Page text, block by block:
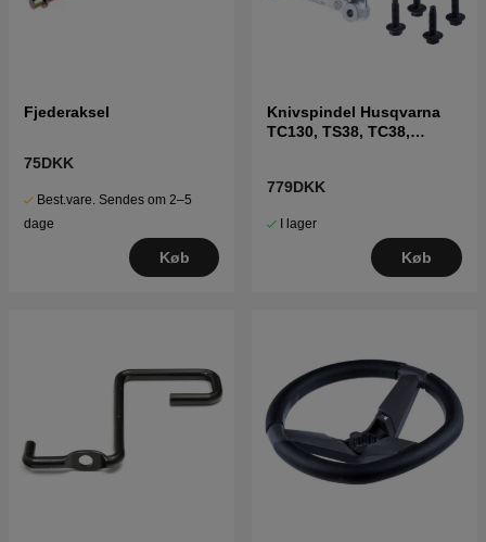
Fjederaksel
75DKK
Best.vare. Sendes om 2–5
dage
Køb
Knivspindel Husqvarna
TC130, TS38, TC38,
779DKK
I lager
Køb